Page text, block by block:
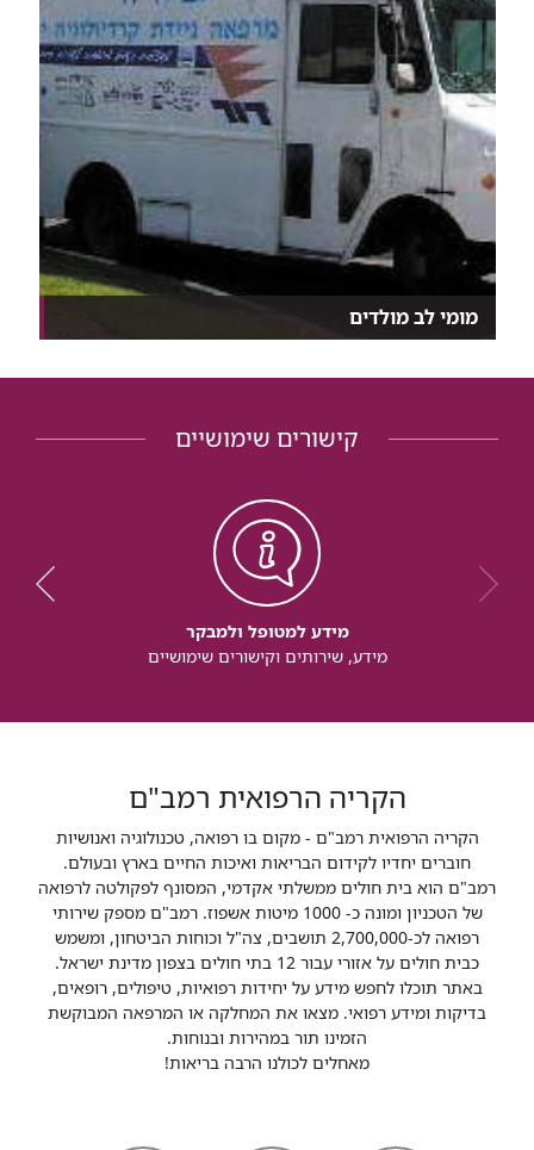
מומי לב מולדים
כ- 8 ילדים מתוך 1,000 בעולם המערבי, נולדים עם מום...
קישורים שימושיים
מידע למטופל ולמבקר
מידע, שירותים וקישורים שימושיים
הקריה הרפואית רמב"ם
הקריה הרפואית רמב"ם - מקום בו רפואה, טכנולוגיה ואנושיות
חוברים יחדיו לקידום הבריאות ואיכות החיים בארץ ובעולם.
רמב"ם הוא בית חולים ממשלתי אקדמי, המסונף לפקולטה לרפואה
של הטכניון ומונה כ- 1000 מיטות אשפוז. רמב"ם מספק שירותי
רפואה לכ-2,700,000 תושבים, צה"ל וכוחות הביטחון, ומשמש
כבית חולים על אזורי עבור 12 בתי חולים בצפון מדינת ישראל.
באתר תוכלו לחפש מידע על יחידות רפואיות, טיפולים, רופאים,
בדיקות ומידע רפואי. מצאו את המחלקה או המרפאה המבוקשת
הזמינו תור במהירות ובנוחות.
מאחלים לכולנו הרבה בריאות!